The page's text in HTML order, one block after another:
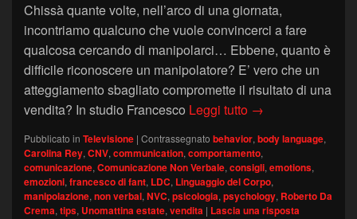
Chissà quante volte, nell’arco di una giornata,
incontriamo qualcuno che vuole convincerci a fare
qualcosa cercando di manipolarci… Ebbene, quanto è
difficile riconoscere un manipolatore? E’ vero che un
atteggiamento sbagliato compromette il risultato di una
vendita? In studio Francesco Leggi tutto Comunicazione
→
Pubblicato in Televisione | Contrassegnato behavior,body language,
Carolina Rey,CNV,communication,comportamento,
comunicazione,Comunicazione Non Verbale,consigli,emotions,
emozioni,francesco di fant, LDC, Linguaggio del Corpo,
manipolazione,non verbal,NVC,psicologia,psychology, Roberto Da
Crema,tips, Unomattina estate,vendita | Lascia una risposta